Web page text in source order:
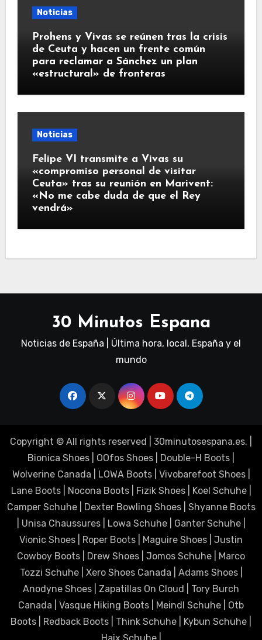
Noticias
Prohens y Vivas se reúnen tras la crisis
de Ceuta y hacen un frente común
para reclamar a Sánchez un plan
«estructural» de fronteras
Noticias
Felipe VI transmite a Vivas su
«compromiso personal de visitar
Ceuta» tras su reunión en Marivent:
«No me cabe duda de que el Rey
vendrá»
30 Minutos Espana
Noticias de España | Última hora, local, España y el
mundo
Copyright © All rights reserved 30minutosespana.es. |
Bionica Shoes
OOfos Shoes Double-H Boots
Wolverine Canada
LOWA Boots| Vivobarefoot Shoes|
Lane Boots| Nocona Boots| Fizik Shoes| Koel Schuhe|
Camper Schuhe| Dexter Bowling Shoes| Shyanne Boots
Unisa Chaussures| Lowa Schuhe| Ganter Schuhe
Vionic Shoes
Roper Boots Maguire Shoes
Justin
Cowboy Boots
Drew Shoes Jomos Schuhe
Marco
Tozzi Schuhe| Xero Shoes Canada Adams Shoes|
Anodyne Shoes
Zapatillas On Cloud
Tory Burch
Canada
Vasque Hiking Boots Meindl Schuhe
Otb
Boots
Redback Boots Think Schuhe Kybun Schuhe